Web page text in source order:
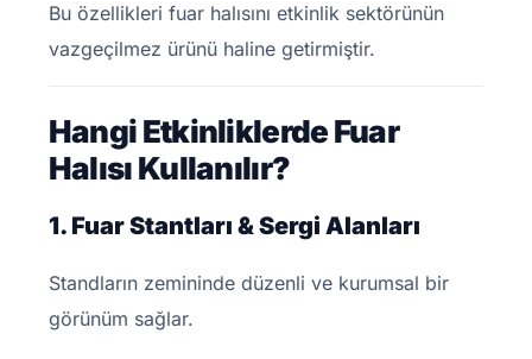
Bu özellikleri fuar halısını etkinlik sektörünün
vazgeçilmez ürünü haline getirmiştir.
Hangi Etkinliklerde Fuar
Halısı Kullanılır?
1. Fuar Stantları & Sergi Alanları
Standların zemininde düzenli ve kurumsal bir
görünüm sağlar.